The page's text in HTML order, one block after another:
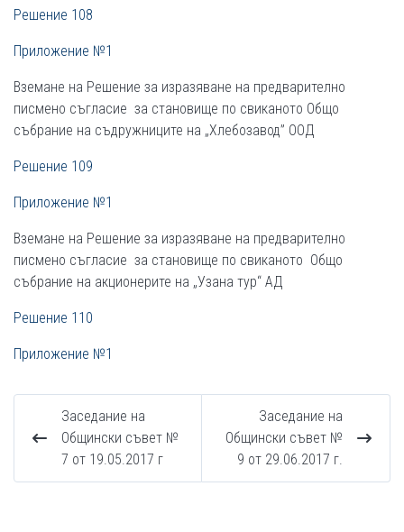
Решение 108
Приложение №1
Вземане на Решениe за изразяване на предварително
писмено съгласие за становище по свиканото Общо
събрание на съдружниците на „Хлебозавод” ООД
Решение 109
Приложение №1
Вземане на Решениe за изразяване на предварително
писмено съгласие за становище по свиканото Общо
събрание на акционерите на „Узана тур“ АД
Решение 110
Приложение №1
Заседание на
Общински съвет №
7 от 19.05.2017 г
Заседание на
Общински съвет №
9 от 29.06.2017 г.